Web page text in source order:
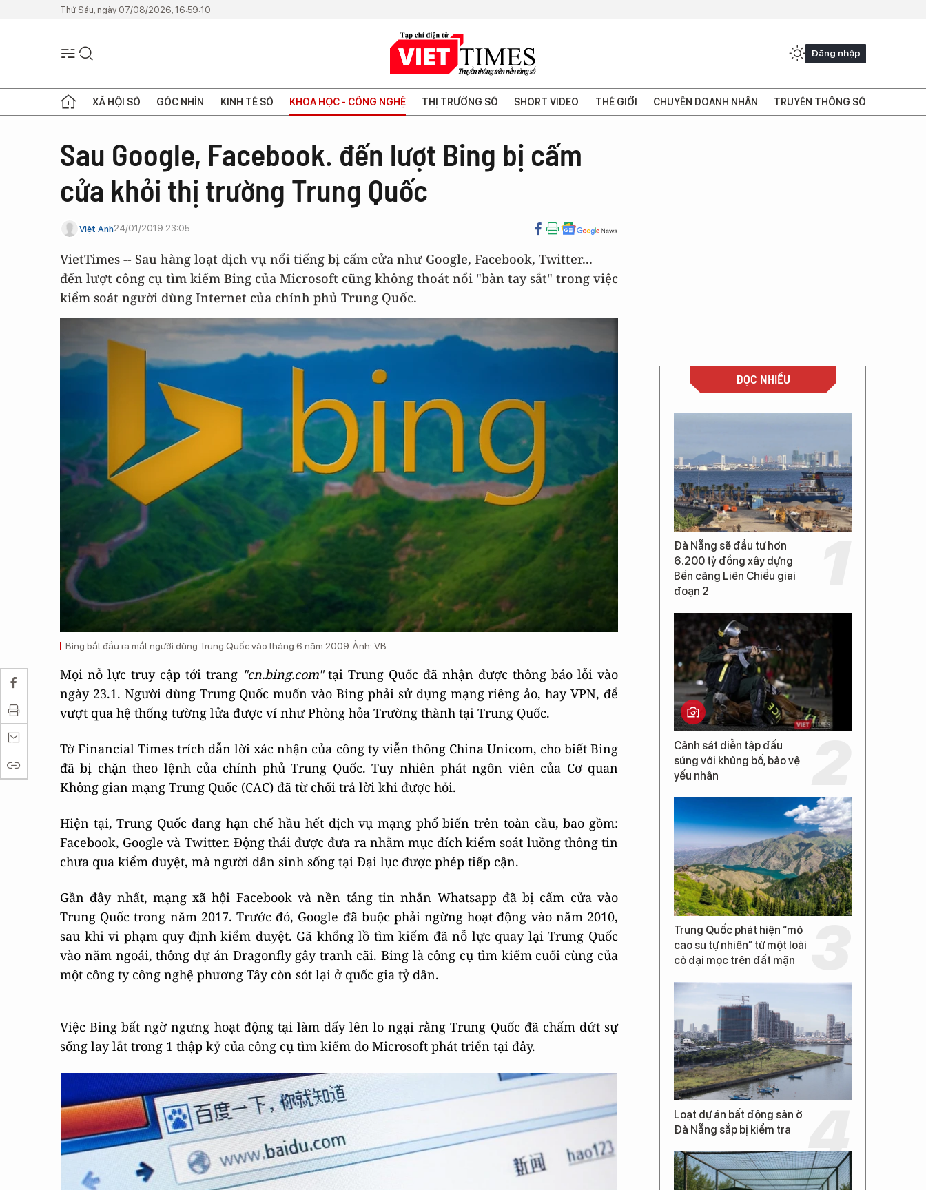
Thứ Sáu, ngày 07/08/2026, 16:59:10
Đăng nhập
XÃ HỘI SỐ GÓC NHÌN KINH TẾ SỐ KHOA HỌC - CÔNG NGHỆ THỊ TRƯỜNG SỐ SHORT VIDEO THẾ GIỚI CHUYỆN DOANH NHÂN TRUYỀN THÔNG SỐ
Sau Google, Facebook. đến lượt Bing bị cấm
cửa khỏi thị trường Trung Quốc
Việt Anh24/01/2019 23:05
VietTimes -- Sau hàng loạt dịch vụ nổi tiếng bị cấm cửa như Google, Facebook, Twitter...
đến lượt công cụ tìm kiếm Bing của Microsoft cũng không thoát nổi "bàn tay sắt" trong việc
kiểm soát người dùng Internet của chính phủ Trung Quốc.
Bing bắt đầu ra mắt người dùng Trung Quốc vào tháng 6 năm 2009. Ảnh: VB.
Mọi nỗ lực truy cập tới trang "cn.bing.com"tại Trung Quốc đã nhận được thông báo lỗi vào
ngày 23.1. Người dùng Trung Quốc muốn vào Bing phải sử dụng mạng riêng ảo, hay VPN, để
vượt qua hệ thống tường lửa được ví như Phòng hỏa Trường thành tại Trung Quốc.
Tờ Financial Times trích dẫn lời xác nhận của công ty viễn thông China Unicom, cho biết Bing
đã bị chặn theo lệnh của chính phủ Trung Quốc. Tuy nhiên phát ngôn viên của Cơ quan
Không gian mạng Trung Quốc (CAC) đã từ chối trả lời khi được hỏi.
Hiện tại, Trung Quốc đang hạn chế hầu hết dịch vụ mạng phổ biến trên toàn cầu, bao gồm:
Facebook, Google và Twitter. Động thái được đưa ra nhằm mục đích kiểm soát luồng thông tin
chưa qua kiểm duyệt, mà người dân sinh sống tại Đại lục được phép tiếp cận.
Gần đây nhất, mạng xã hội Facebook và nền tảng tin nhắn Whatsapp đã bị cấm cửa vào
Trung Quốc trong năm 2017. Trước đó, Google đã buộc phải ngừng hoạt động vào năm 2010,
sau khi vi phạm quy định kiểm duyệt. Gã khổng lồ tìm kiếm đã nỗ lực quay lại Trung Quốc
vào năm ngoái, thông dự án Dragonfly gây tranh cãi. Bing là công cụ tìm kiếm cuối cùng của
một công ty công nghệ phương Tây còn sót lại ở quốc gia tỷ dân.
Việc Bing bất ngờ ngưng hoạt động tại làm dấy lên lo ngại rằng Trung Quốc đã chấm dứt sự
sống lay lắt trong 1 thập kỷ của công cụ tìm kiếm do Microsoft phát triển tại đây.
ĐỌC NHIỀU
Đà Nẵng sẽ đầu tư hơn
6.200 tỷ đồng xây dựng
Bến cảng Liên Chiểu giai
đoạn 2
Cảnh sát diễn tập đấu
súng với khủng bố, bảo vệ
yếu nhân
Trung Quốc phát hiện “mỏ
cao su tự nhiên” từ một loài
cỏ dại mọc trên đất mặn
Loạt dự án bất động sản ở
Đà Nẵng sắp bị kiểm tra